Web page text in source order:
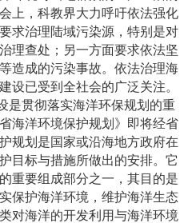
上，科教界大力呼吁依法强化
求治理陆域污染源，特别是对
理查处；另一方面要求依法坚
造成的污染事故。依法治理海
设已受到全社会的广泛关注。
是贯彻落实海洋环保规划的重
海洋环境保护规划》即将经省
规划是国家或沿海地方政府在
目标与措施所做出的安排。它
重要组成部分之一，其目的是
保护海洋环境，维护海洋生态
对海洋的开发利用与海洋环境